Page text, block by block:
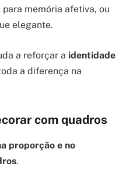
memória afetiva, ou
elegante.
a reforçar a identidade
a diferença na
com quadros
proporção e no
.